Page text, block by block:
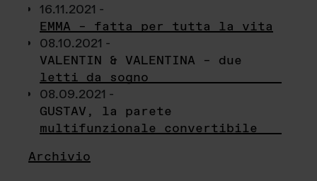
16.11.2021 -
EMMA – fatta per tutta la vita
08.10.2021 -
VALENTIN & VALENTINA – due
letti da sogno
08.09.2021 -
GUSTAV, la parete
multifunzionale convertibile
Archivio